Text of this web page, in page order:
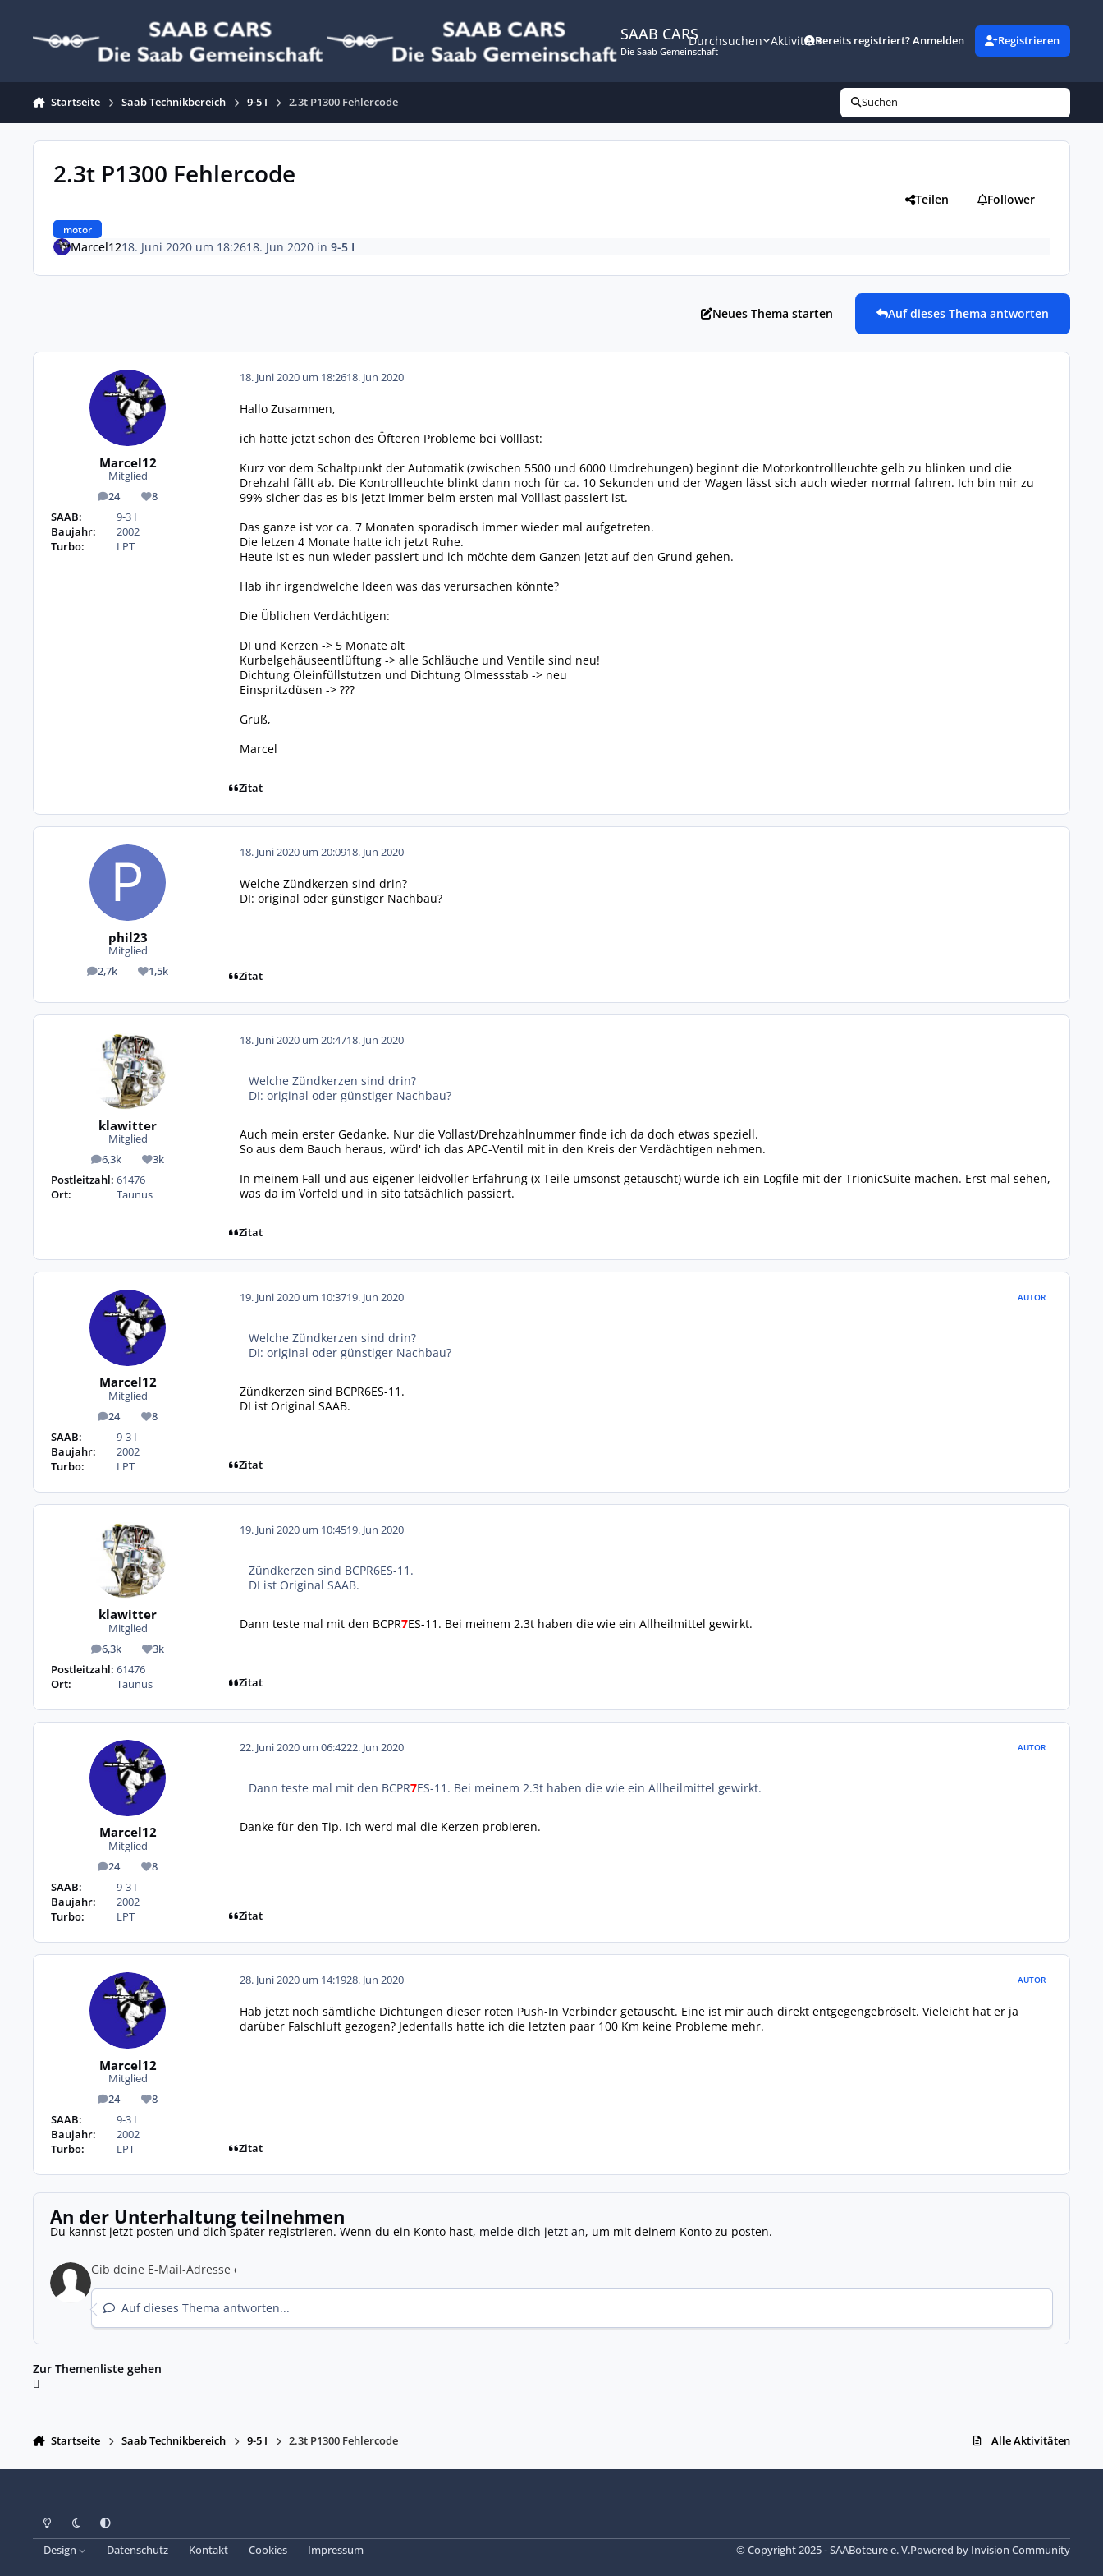
SAAB CARS
Die Saab Gemeinschaft
Durchsuchen AktivitätBereits registriert? Anmelden Registrieren
Startseite Saab Technikbereich 9-5 I 2.3t P1300 Fehlercode Suchen
2.3t P1300 Fehlercode
motor
Teilen Follower
Marcel1218. Juni 2020 um 18:2618. Jun 2020in 9-5 I
Neues Thema starten Auf dieses Thema antworten
Marcel12
Mitglied
24
Beiträge 8
Reputation
SAAB:
9-3 I
Baujahr:
2002
Turbo:
LPT
18. Juni 2020 um 18:2618. Jun 2020
Hallo Zusammen,
ich hatte jetzt schon des Öfteren Probleme bei Volllast:
Kurz vor dem Schaltpunkt der Automatik (zwischen 5500 und 6000 Umdrehungen) beginnt die Motorkontrollleuchte gelb zu blinken und die
Drehzahl fällt ab. Die Kontrollleuchte blinkt dann noch für ca. 10 Sekunden und der Wagen lässt sich auch wieder normal fahren. Ich bin mir zu
99% sicher das es bis jetzt immer beim ersten mal Volllast passiert ist.
Das ganze ist vor ca. 7 Monaten sporadisch immer wieder mal aufgetreten.
Die letzen 4 Monate hatte ich jetzt Ruhe.
Heute ist es nun wieder passiert und ich möchte dem Ganzen jetzt auf den Grund gehen.
Hab ihr irgendwelche Ideen was das verursachen könnte?
Die Üblichen Verdächtigen:
DI und Kerzen -> 5 Monate alt
Kurbelgehäuseentlüftung -> alle Schläuche und Ventile sind neu!
Dichtung Öleinfüllstutzen und Dichtung Ölmessstab -> neu
Einspritzdüsen -> ???
Gruß,
Marcel
Zitat
phil23
Mitglied
2,7k
Beiträge 1,5k
Reputation
18. Juni 2020 um 20:0918. Jun 2020
Welche Zündkerzen sind drin?
DI: original oder günstiger Nachbau?
Zitat
klawitter
Mitglied
6,3k
Beiträge 3k
Reputation
Postleitzahl: 61476
Ort:
Taunus
18. Juni 2020 um 20:4718. Jun 2020
Welche Zündkerzen sind drin?
DI: original oder günstiger Nachbau?
Auch mein erster Gedanke. Nur die Vollast/Drehzahlnummer finde ich da doch etwas speziell.
So aus dem Bauch heraus, würd' ich das APC-Ventil mit in den Kreis der Verdächtigen nehmen.
In meinem Fall und aus eigener leidvoller Erfahrung (x Teile umsonst getauscht) würde ich ein Logfile mit der TrionicSuite machen. Erst mal sehen,
was da im Vorfeld und in sito tatsächlich passiert.
Zitat
Marcel12
Mitglied
24
Beiträge 8
Reputation
SAAB:
9-3 I
Baujahr:
2002
Turbo:
LPT
19. Juni 2020 um 10:3719. Jun 2020 AUTOR
Welche Zündkerzen sind drin?
DI: original oder günstiger Nachbau?
Zündkerzen sind BCPR6ES-11.
DI ist Original SAAB.
Zitat
klawitter
Mitglied
6,3k
Beiträge 3k
Reputation
Postleitzahl: 61476
Ort:
Taunus
19. Juni 2020 um 10:4519. Jun 2020
Zündkerzen sind BCPR6ES-11.
DI ist Original SAAB.
Dann teste mal mit den BCPR7ES-11. Bei meinem 2.3t haben die wie ein Allheilmittel gewirkt.
Zitat
Marcel12
Mitglied
24
Beiträge 8
Reputation
SAAB:
9-3 I
Baujahr:
2002
Turbo:
LPT
22. Juni 2020 um 06:4222. Jun 2020 AUTOR
Dann teste mal mit den BCPR7ES-11. Bei meinem 2.3t haben die wie ein Allheilmittel gewirkt.
Danke für den Tip. Ich werd mal die Kerzen probieren.
Zitat
Marcel12
Mitglied
24
Beiträge 8
Reputation
SAAB:
9-3 I
Baujahr:
2002
Turbo:
LPT
28. Juni 2020 um 14:1928. Jun 2020 AUTOR
Hab jetzt noch sämtliche Dichtungen dieser roten Push-In Verbinder getauscht. Eine ist mir auch direkt entgegengebröselt. Vieleicht hat er ja
darüber Falschluft gezogen? Jedenfalls hatte ich die letzten paar 100 Km keine Probleme mehr.
Zitat
An der Unterhaltung teilnehmen
Du kannst jetzt posten und dich später registrieren. Wenn du ein Konto hast, melde dich jetzt an, um mit deinem Konto zu posten.
Auf dieses Thema antworten...
Zur Themenliste gehen
Startseite Saab Technikbereich 9-5 I 2.3t P1300 Fehlercode Alle Aktivitäten
Heller ModusDunkler Modus
Systemeinstellung
Design Datenschutz Kontakt Cookies Impressum © Copyright 2025 - SAABoteure e. V.Powered by Invision Community